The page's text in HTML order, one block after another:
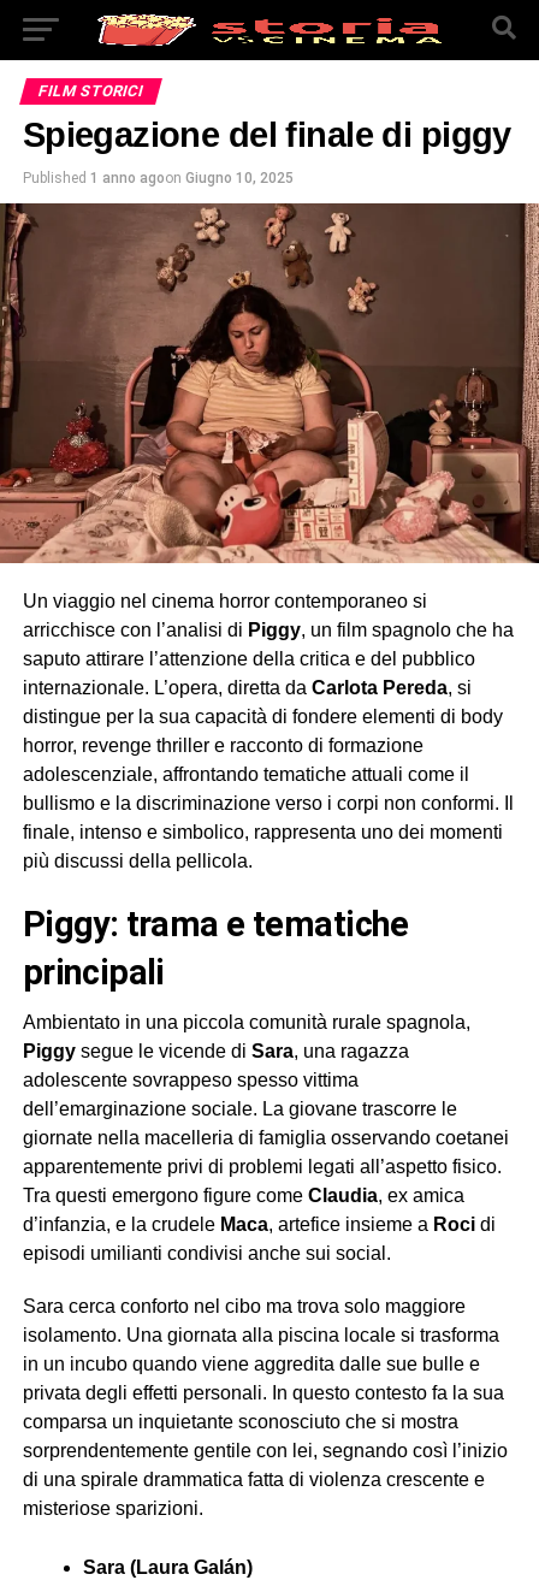
FILM STORICI
Spiegazione del finale di piggy
Published 1 anno agoon Giugno 10, 2025
Un viaggio nel cinema horror contemporaneo si
arricchisce con l’analisi di Piggy, un film spagnolo che ha
saputo attirare l’attenzione della critica e del pubblico
internazionale. L’opera, diretta da Carlota Pereda, si
distingue per la sua capacità di fondere elementi di body
horror, revenge thriller e racconto di formazione
adolescenziale, affrontando tematiche attuali come il
bullismo e la discriminazione verso i corpi non conformi. Il
finale, intenso e simbolico, rappresenta uno dei momenti
più discussi della pellicola.
piggy: trama e tematiche
principali
Ambientato in una piccola comunità rurale spagnola,
Piggysegue le vicende di Sara, una ragazza
adolescente sovrappeso spesso vittima
dell’emarginazione sociale. La giovane trascorre le
giornate nella macelleria di famiglia osservando coetanei
apparentemente privi di problemi legati all’aspetto fisico.
Tra questi emergono figure come Claudia, ex amica
d’infanzia, e la crudele Maca, artefice insieme a Rocidi
episodi umilianti condivisi anche sui social.
Sara cerca conforto nel cibo ma trova solo maggiore
isolamento. Una giornata alla piscina locale si trasforma
in un incubo quando viene aggredita dalle sue bulle e
privata degli effetti personali. In questo contesto fa la sua
comparsa un inquietante sconosciuto che si mostra
sorprendentemente gentile con lei, segnando così l’inizio
di una spirale drammatica fatta di violenza crescente e
misteriose sparizioni.
Sara (Laura Galán)